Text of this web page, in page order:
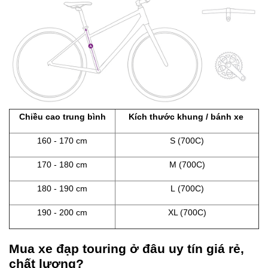
Chiều cao trung bình Kích thước khung / bánh xe
160 - 170 cm S (700C)
170 - 180 cm M (700C)
180 - 190 cm L (700C)
190 - 200 cm XL (700C)
Mua xe đạp touring ở đâu uy tín giá rẻ,
chất lượng?